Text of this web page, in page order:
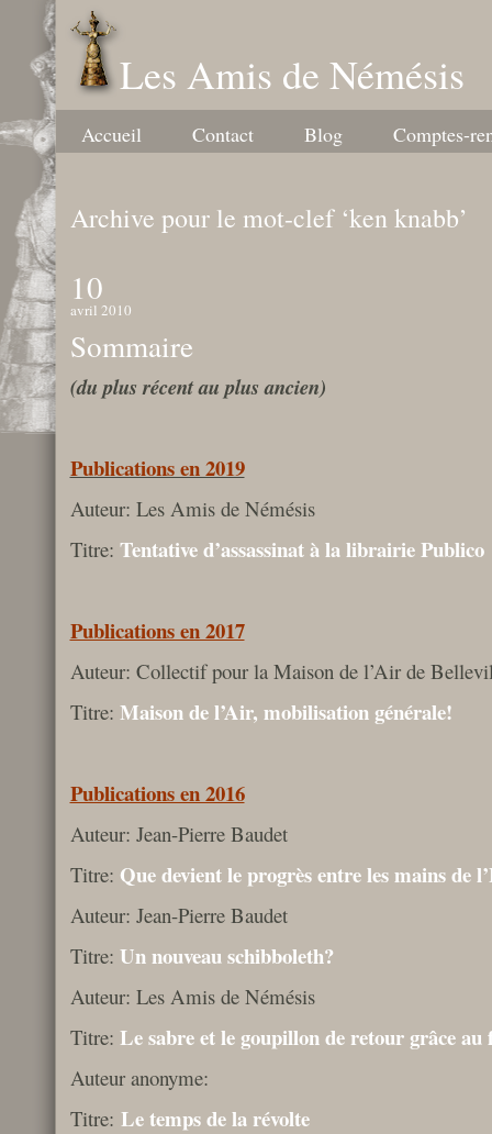
Les Amis de Némésis
Accueil Contact Blog Comptes-
Archive pour le mot-clef ‘ken knabb’
10
avril 2010
Sommaire
(du plus récent au plus ancien)
Publications en 2019
Auteur: Les Amis de Némésis
Titre: Tentative d’assassinat à la librairie Publico
Publications en 2017
Auteur: Collectif pour la Maison de l’Air de
Titre: Maison de l’Air, mobilisation générale!
Publications en 2016
Auteur: Jean-Pierre Baudet
Titre: Que devient le progrès entre les mains de
Auteur: Jean-Pierre Baudet
Titre: Un nouveau schibboleth?
Auteur: Les Amis de Némésis
Titre: Le sabre et le goupillon de retour grâce au
Auteur anonyme:
Titre: Le temps de la révolte